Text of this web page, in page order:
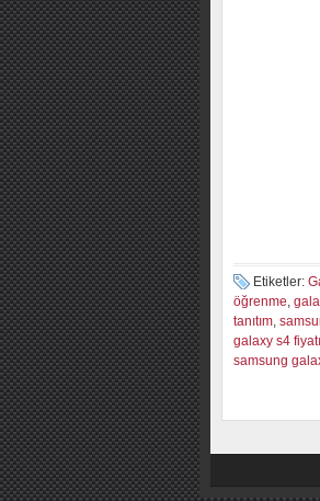
Etiketler:
öğrenme,
tanıtım,
galaxy s4 fiyatı
samsung